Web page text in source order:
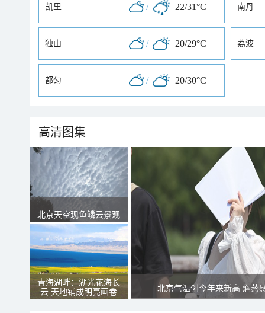
凯里 / 22/31°C 南丹
独山 / 20/29°C 荔波
都匀 / 20/30°C
高清图集
北京天空现鱼鳞云景观
青海湖畔：湖光花海长
云 天地铺成明亮画卷
北京气温创今年来新高 焖蒸